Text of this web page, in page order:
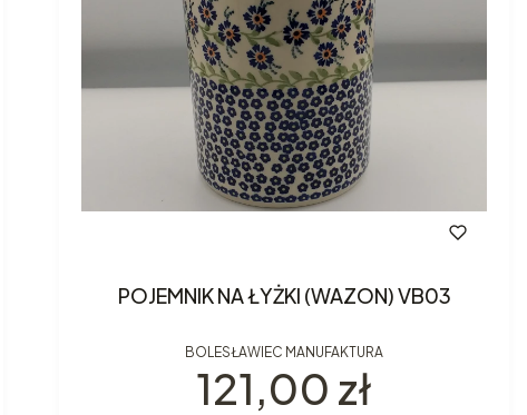
POJEMNIK NA ŁYŻKI (WAZON) VB03
BOLESŁAWIEC MANUFAKTURA
Cena
121,00 zł